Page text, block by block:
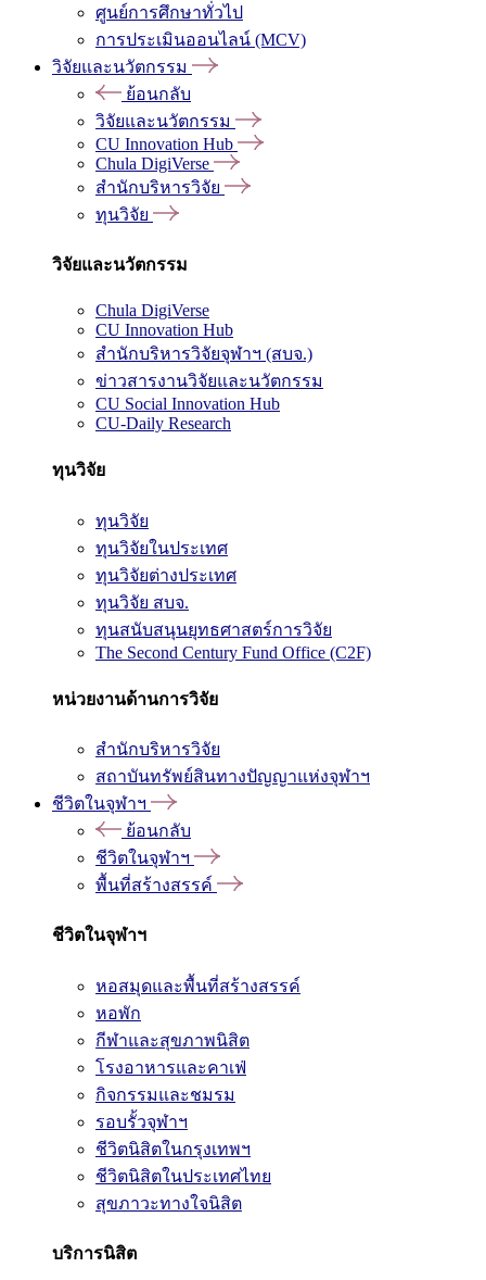
ศูนย์การศึกษาทั่วไป
การประเมินออนไลน์ (MCV)
วิจัยและนวัตกรรม
ย้อนกลับ
วิจัยและนวัตกรรม
CU Innovation Hub
Chula DigiVerse
สำนักบริหารวิจัย
ทุนวิจัย
วิจัยและนวัตกรรม
Chula DigiVerse
CU Innovation Hub
สำนักบริหารวิจัยจุฬาฯ (สบจ.)
ข่าวสารงานวิจัยและนวัตกรรม
CU Social Innovation Hub
CU-Daily Research
ทุนวิจัย
ทุนวิจัย
ทุนวิจัยในประเทศ
ทุนวิจัยต่างประเทศ
ทุนวิจัย สบจ.
ทุนสนับสนุนยุทธศาสตร์การวิจัย
The Second Century Fund Office (C2F)
หน่วยงานด้านการวิจัย
สำนักบริหารวิจัย
สถาบันทรัพย์สินทางปัญญาแห่งจุฬาฯ
ชีวิตในจุฬาฯ
ย้อนกลับ
ชีวิตในจุฬาฯ
พื้นที่สร้างสรรค์
ชีวิตในจุฬาฯ
หอสมุดและพื้นที่สร้างสรรค์
หอพัก
กีฬาและสุขภาพนิสิต
โรงอาหารและคาเฟ่
กิจกรรมและชมรม
รอบรั้วจุฬาฯ
ชีวิตนิสิตในกรุงเทพฯ
ชีวิตนิสิตในประเทศไทย
สุขภาวะทางใจนิสิต
บริการนิสิต